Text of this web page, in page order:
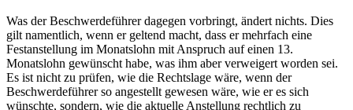
Was der Beschwerdeführer dagegen vorbringt, ändert nichts. Dies
gilt namentlich, wenn er geltend macht, dass er mehrfach eine
Festanstellung im Monatslohn mit Anspruch auf einen 13.
Monatslohn gewünscht habe, was ihm aber verweigert worden sei.
Es ist nicht zu prüfen, wie die Rechtslage wäre, wenn der
Beschwerdeführer so angestellt gewesen wäre, wie er es sich
wünschte, sondern, wie die aktuelle Anstellung rechtlich zu